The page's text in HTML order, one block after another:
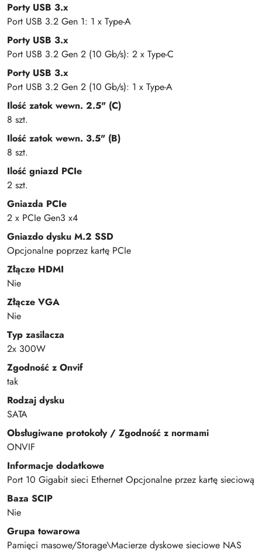
Porty USB 3.x
Port USB 3.2 Gen 1: 1 x Type-A
Porty USB 3.x
Port USB 3.2 Gen 2 (10 Gb/s): 2 x Type-C
Porty USB 3.x
Port USB 3.2 Gen 2 (10 Gb/s): 1 x Type-A
Ilość zatok wewn. 2.5" (C)
8 szt.
Ilość zatok wewn. 3.5" (B)
8 szt.
Ilość gniazd PCIe
2 szt.
Gniazda PCIe
2 x PCIe Gen3 x4
Gniazdo dysku M.2 SSD
Opcjonalne poprzez kartę PCIe
Złącze HDMI
Nie
Złącze VGA
Nie
Typ zasilacza
2x 300W
Zgodność z Onvif
tak
Rodzaj dysku
SATA
Obsługiwane protokoły / Zgodność z normami
ONVIF
Informacje dodatkowe
Port 10 Gigabit sieci Ethernet Opcjonalne przez kartę sieciową
Baza SCIP
Nie
Grupa towarowa
Pamięci masowe/Storage\Macierze dyskowe sieciowe NAS